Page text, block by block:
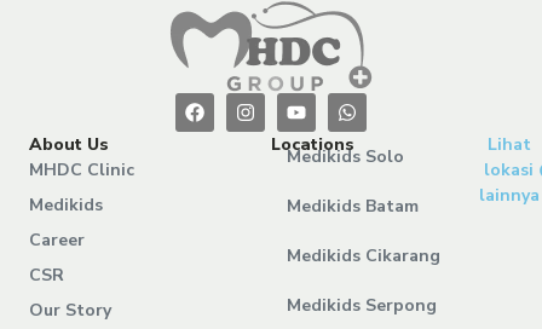
About Us
MHDC Clinic
Medikids
Career
CSR
Our Story
Locations
Medikids Solo
Medikids Batam
Medikids Cikarang
Medikids Serpong
Lihat
lokasi
lainnya